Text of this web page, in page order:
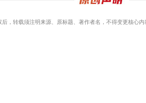
，转载须注明来源、原标题、著作者名，不得变更核心内